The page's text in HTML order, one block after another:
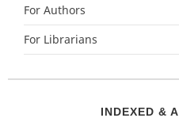
For Authors
For Librarians
INDEXED &